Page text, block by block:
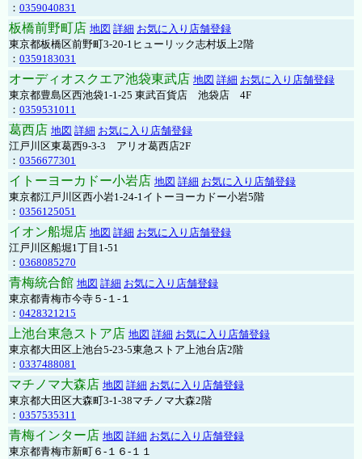
： 0359040831
板橋前野町店 地図 詳細 お気に入り店舗登録
東京都板橋区前野町3-20-1ヒューリック志村坂上2階
： 0359183031
オーディオスクエア池袋東武店 地図 詳細 お気に入り店舗登録
東京都豊島区西池袋1-1-25 東武百貨店 池袋店 4F
： 0359531011
葛西店 地図 詳細 お気に入り店舗登録
江戸川区東葛西9-3-3 アリオ葛西店2F
： 0356677301
イトーヨーカドー小岩店 地図 詳細 お気に入り店舗登録
東京都江戸川区西小岩1-24-1イトーヨーカドー小岩5階
： 0356125051
イオン船堀店 地図 詳細 お気に入り店舗登録
江戸川区船堀1丁目1-51
： 0368085270
青梅統合館 地図 詳細 お気に入り店舗登録
東京都青梅市今寺５-１-１
： 0428321215
上池台東急ストア店 地図 詳細 お気に入り店舗登録
東京都大田区上池台5-23-5東急ストア上池台店2階
： 0337488081
マチノマ大森店 地図 詳細 お気に入り店舗登録
東京都大田区大森町3-1-38マチノマ大森2階
： 0357535311
青梅インター店 地図 詳細 お気に入り店舗登録
東京都青梅市新町６-１６-１１